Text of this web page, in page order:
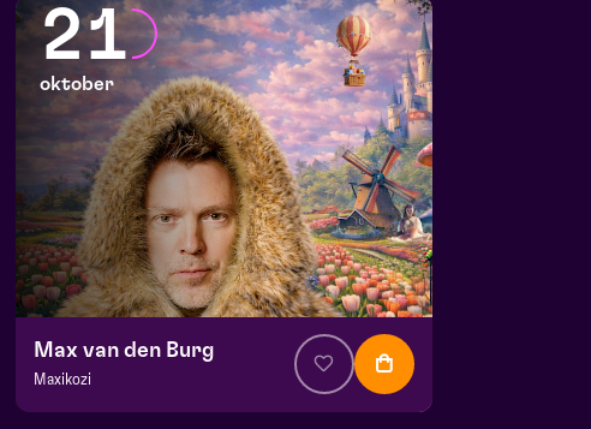
21
oktober
Max van den Burg
Maxikozi